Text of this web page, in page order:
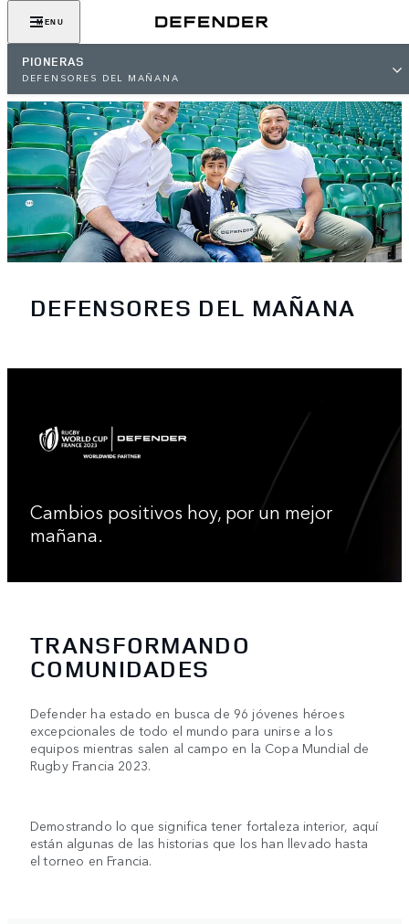
MENU
PIONERAS
DEFENSORES DEL MAÑANA
DEFENSORES DEL MAÑANA
Cambios positivos hoy, por un mejor
mañana.
TRANSFORMANDO
COMUNIDADES
Defender ha estado en busca de 96 jóvenes héroes
excepcionales de todo el mundo para unirse a los
equipos mientras salen al campo en la Copa Mundial de
Rugby Francia 2023.
Demostrando lo que significa tener fortaleza interior, aquí
están algunas de las historias que los han llevado hasta
el torneo en Francia.